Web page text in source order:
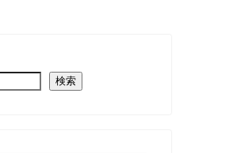
検索